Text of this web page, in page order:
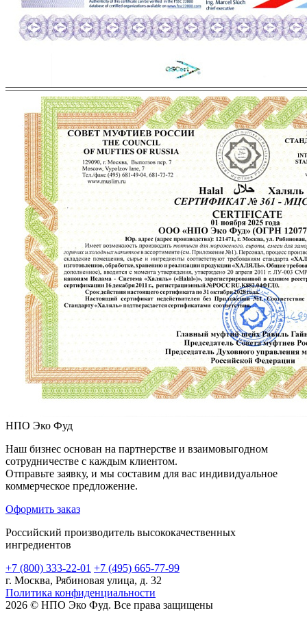
НПО Эко Фуд
Наш бизнес основан на партнерстве и взаимовыгодном
сотрудничестве с каждым клиентом.
Отправьте заявку, и мы составим для вас индивидуальное
коммерческое предложение.
Оформить заказ
Российский производитель высококачественных
ингредиентов
+7 (800) 333-22-01 +7 (495) 665-77-99
г. Москва, Рябиновая улица, д. 32
Политика конфиденциальности
2026 © НПО Эко Фуд. Все права защищены